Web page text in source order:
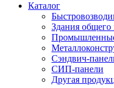
Каталог
Здания общего
Сэндвич-
СИП-панели
Другая